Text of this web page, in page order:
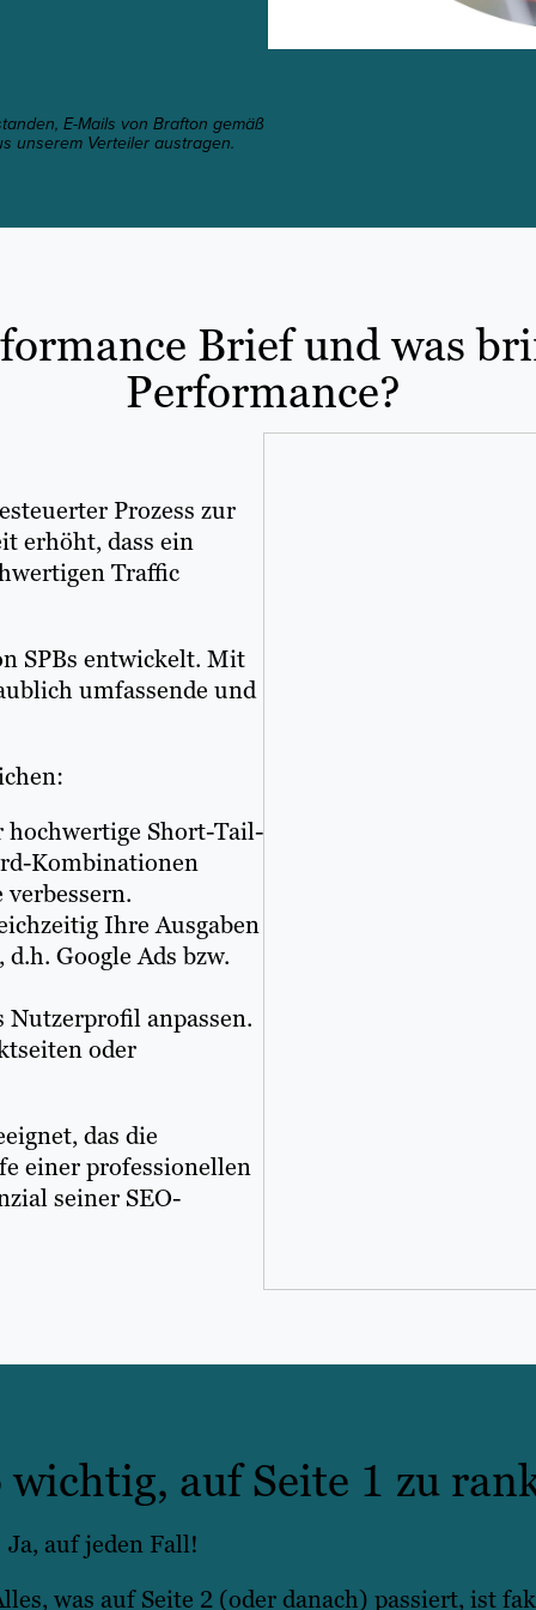
E-Mails von Brafton gemäß
unserem Verteiler austragen.
Brief und was
Performance?
Prozess zur
erhöht, dass ein
Traffic
SPBs entwickelt. Mit
umfassende und
Short-Tail-
Kombinationen
Ihre Ausgaben
Google Ads bzw.
anpassen.
oder
das die
einer professionellen
seiner SEO-
auf Seite 1 zu
Ja, auf jeden Fall!
was auf Seite 2 (oder danach) passiert, ist